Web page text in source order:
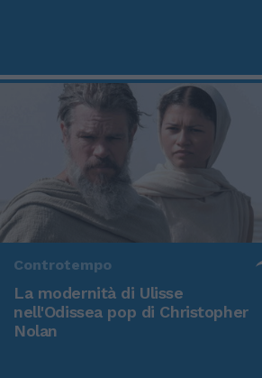
Controtempo
La modernità di Ulisse
nell'Odissea pop di Christopher
Nolan